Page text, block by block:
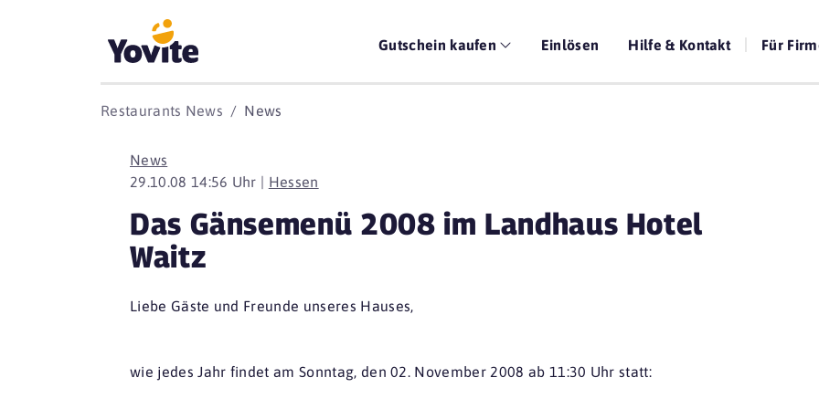
Gutschein kaufen Einlösen Hilfe & Kontakt Für
Restaurants News News
News
29.10.08 14:56 Uhr | Hessen
Das Gänsemenü 2008 im Landhaus Hotel
Waitz
Liebe Gäste und Freunde unseres Hauses,
wie jedes Jahr findet am Sonntag, den 02. November 2008 ab 11:30 Uhr statt: